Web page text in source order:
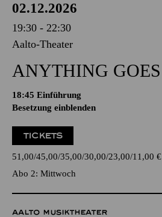
02.12.2026
19:30 - 22:30
Aalto-Theater
ANYTHING GOES
18:45 Einführung
Besetzung einblenden
TICKETS
51,00 45,00 35,00 30,00 23,00 11,00 €
Abo 2: Mittwoch
AALTO MUSIKTHEATER